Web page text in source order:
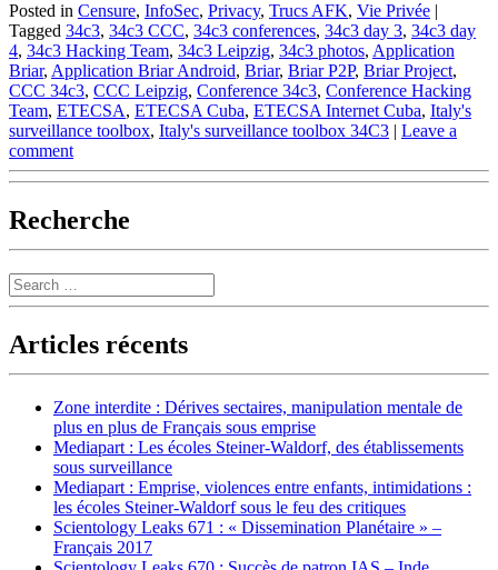
Posted in Censure, InfoSec, Privacy, Trucs AFK, Vie Privée |
Tagged 34c3, 34c3 CCC, 34c3 conferences, 34c3 day 3, 34c3 day
4, 34c3 Hacking Team, 34c3 Leipzig, 34c3 photos, Application
Briar, Application Briar Android, Briar, Briar P2P, Briar Project,
CCC 34c3, CCC Leipzig, Conference 34c3, Conference Hacking
Team, ETECSA, ETECSA Cuba, ETECSA Internet Cuba, Italy's
surveillance toolbox, Italy's surveillance toolbox 34C3 | Leave a
comment
Recherche
Search
Articles récents
Zone interdite : Dérives sectaires, manipulation mentale de
plus en plus de Français sous emprise
Mediapart : Les écoles Steiner-Waldorf, des établissements
sous surveillance
Mediapart : Emprise, violences entre enfants, intimidations :
les écoles Steiner-Waldorf sous le feu des critiques
Scientology Leaks 671 : « Dissemination Planétaire » –
Français 2017